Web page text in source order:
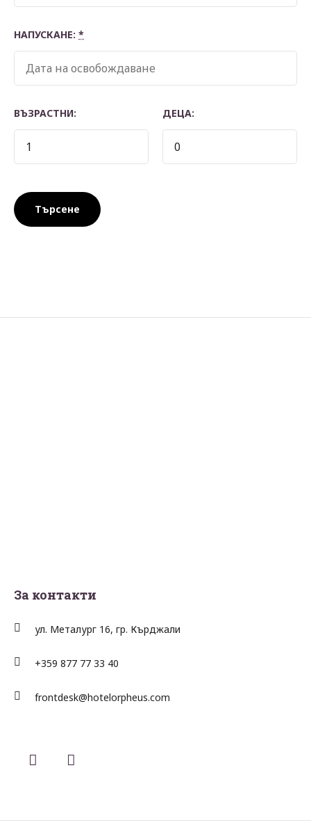
НАПУСКАНЕ: *
ВЪЗРАСТНИ: ДЕЦА:
За контакти
ул. Металург 16, гр. Кърджали
+359 877 77 33 40
frontdesk@hotelorpheus.com